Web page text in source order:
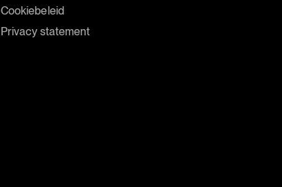
Cookiebeleid
Privacy statement